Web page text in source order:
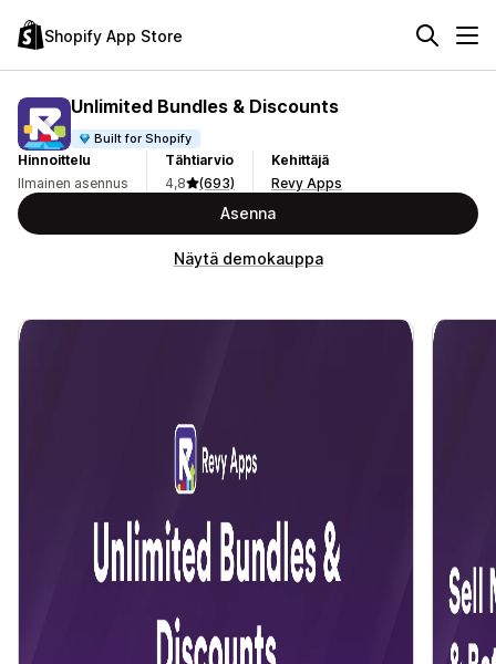
Shopify App Store
Unlimited Bundles & Discounts
Built for Shopify
Hinnoittelu
Ilmainen asennus
Tähtiarvio
4,8
(693)
Kehittäjä
Revy Apps
Asenna
Näytä demokauppa